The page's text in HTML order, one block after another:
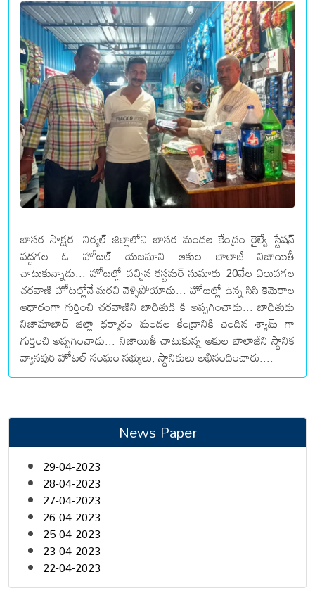
బాసర సాక్షర: నిర్మల్ జిల్లాలోని బాసర మండల కేంద్రం రైల్వే స్టేషన్
వద్దగల ఓ హోటల్ యజమాని ఆకుల బాలాజీ నిజాయితీ
చాటుకున్నాడు... హోటల్లో వచ్చిన కస్టమర్ సుమారు 20వేల విలువగల
చరవాణి హోటల్లోనే మరచి వెళ్ళిపోయాడు... హోటల్లో ఉన్న సిసి కెమెరాల
ఆధారంగా గుర్తించి చరవాణిని బాధితుడి కి అప్పగించాడు... బాధితుడు
నిజామాబాద్ జిల్లా ధర్మారం మండల కేంద్రానికి చెందిన శ్యామ్ గా
గుర్తించి అప్పగించాడు... నిజాయితీ చాటుకున్న ఆకుల బాలాజీని స్థానిక
వ్యాసపురి హోటల్ సంఘం సభ్యులు, స్థానికులు అభినందించారు....
News Paper
29-04-2023
28-04-2023
27-04-2023
26-04-2023
25-04-2023
23-04-2023
22-04-2023